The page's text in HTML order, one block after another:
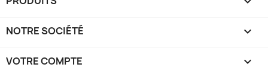
NOTRE SOCIÉTÉ 
VOTRE COMPTE 